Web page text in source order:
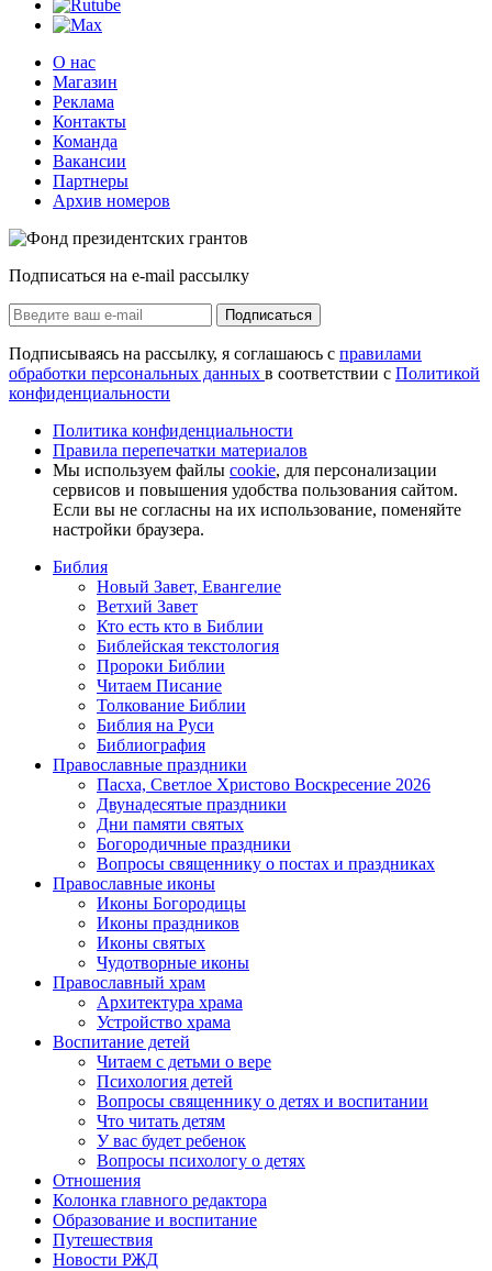
О нас
Магазин
Реклама
Контакты
Команда
Вакансии
Партнеры
Архив номеров
Подписаться на e-mail рассылку
Подписаться
Подписываясь на рассылку, я соглашаюсь с правилами
обработки персональных данных в соответствии с Политикой
конфиденциальности
Политика конфиденциальности
Правила перепечатки материалов
Мы используем файлы cookie, для персонализации
сервисов и повышения удобства пользования сайтом.
Если вы не согласны на их использование, поменяйте
настройки браузера.
Библия
Новый Завет, Евангелие
Ветхий Завет
Кто есть кто в Библии
Библейская текстология
Пророки Библии
Читаем Писание
Толкование Библии
Библия на Руси
Библиография
Православные праздники
Пасха, Светлое Христово Воскресение 2026
Двунадесятые праздники
Дни памяти святых
Богородичные праздники
Вопросы священнику о постах и праздниках
Православные иконы
Иконы Богородицы
Иконы праздников
Иконы святых
Чудотворные иконы
Православный храм
Архитектура храма
Устройство храма
Воспитание детей
Читаем с детьми о вере
Психология детей
Вопросы священнику о детях и воспитании
Что читать детям
У вас будет ребенок
Вопросы психологу о детях
Отношения
Колонка главного редактора
Образование и воспитание
Путешествия
Новости РЖД